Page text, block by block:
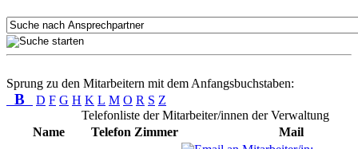
Sprung zu den Mitarbeitern mit dem Anfangsbuchstaben:
B D F G H K L M O R S Z
Telefonliste der Mitarbeiter/innen der Verwaltung
Name
Telefon Zimmer
Mail